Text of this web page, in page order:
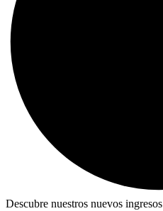
Descubre nuestros nuevos ingresos